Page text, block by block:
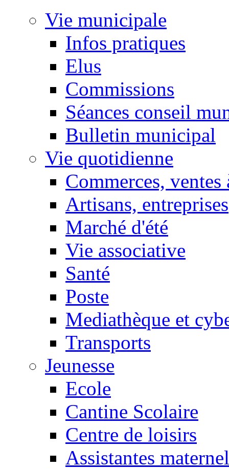
Vie municipale
Infos pratiques
Elus
Commissions
Séances conseil
Bulletin municipal
Vie quotidienne
Commerces, ventes
Artisans, entreprises
Marché d'été
Vie associative
Santé
Poste
Mediathèque et
Transports
Jeunesse
Ecole
Cantine Scolaire
Centre de loisirs
Assistantes